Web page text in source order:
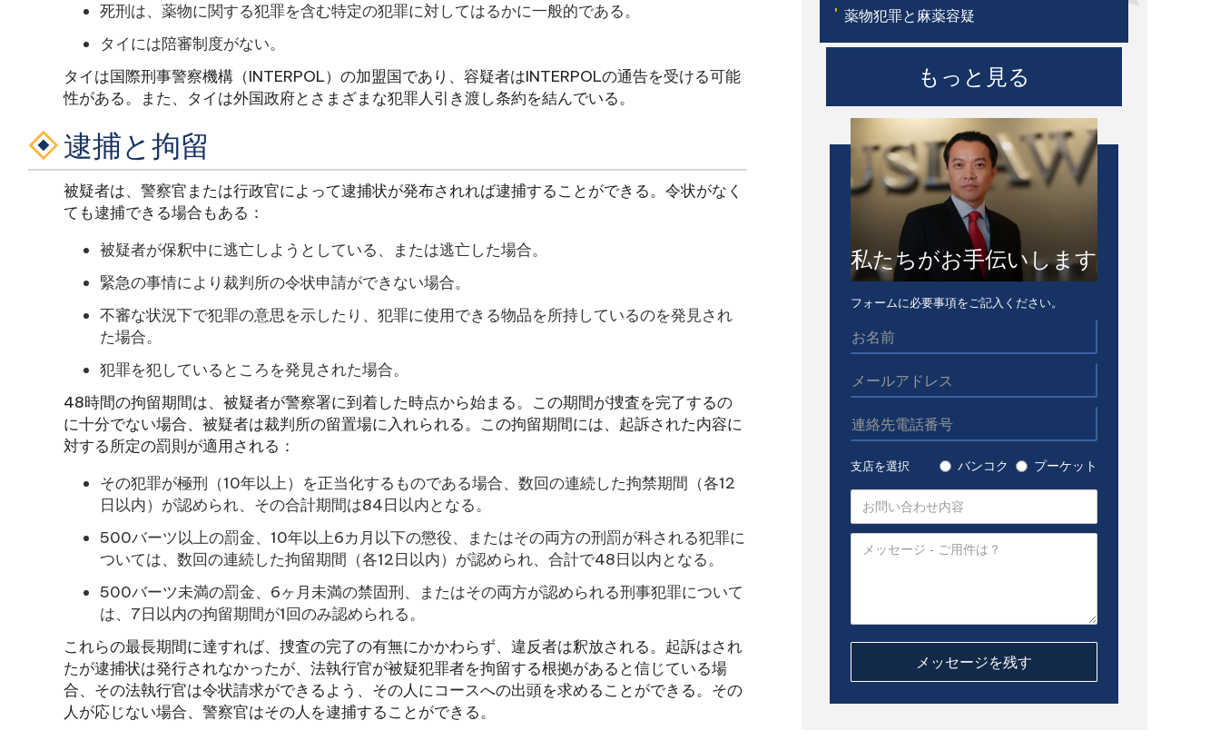
死刑は、薬物に関する犯罪を含む特定の犯罪に対してはるかに一般的である。
タイには陪審制度がない。
タイは国際刑事警察機構（INTERPOL）の加盟国であり、容疑者はINTERPOLの通告を受ける可能
性がある。また、タイは外国政府とさまざまな犯罪人引き渡し条約を結んでいる。
逮捕と拘留
被疑者は、警察官または行政官によって逮捕状が発布されれば逮捕することができる。令状がなく
ても逮捕できる場合もある：
被疑者が保釈中に逃亡しようとしている、または逃亡した場合。
緊急の事情により裁判所の令状申請ができない場合。
不審な状況下で犯罪の意思を示したり、犯罪に使用できる物品を所持しているのを発見され
た場合。
犯罪を犯しているところを発見された場合。
48時間の拘留期間は、被疑者が警察署に到着した時点から始まる。この期間が捜査を完了するの
に十分でない場合、被疑者は裁判所の留置場に入れられる。この拘留期間には、起訴された内容に
対する所定の罰則が適用される：
その犯罪が極刑（10年以上）を正当化するものである場合、数回の連続した拘禁期間（各12
日以内）が認められ、その合計期間は84日以内となる。
500バーツ以上の罰金、10年以上6カ月以下の懲役、またはその両方の刑罰が科される犯罪に
ついては、数回の連続した拘留期間（各12日以内）が認められ、合計で48日以内となる。
500バーツ未満の罰金、6ヶ月未満の禁固刑、またはその両方が認められる刑事犯罪について
は、7日以内の拘留期間が1回のみ認められる。
これらの最長期間に達すれば、捜査の完了の有無にかかわらず、違反者は釈放される。起訴はされ
たが逮捕状は発行されなかったが、法執行官が被疑犯罪者を拘留する根拠があると信じている場
合、その法執行官は令状請求ができるよう、その人にコースへの出頭を求めることができる。その
人が応じない場合、警察官はその人を逮捕することができる。
' 薬物犯罪と麻薬容疑
もっと見る
私たちがお手伝いします
フォームに必要事項をご記入ください。
支店を選択 バンコク プーケット